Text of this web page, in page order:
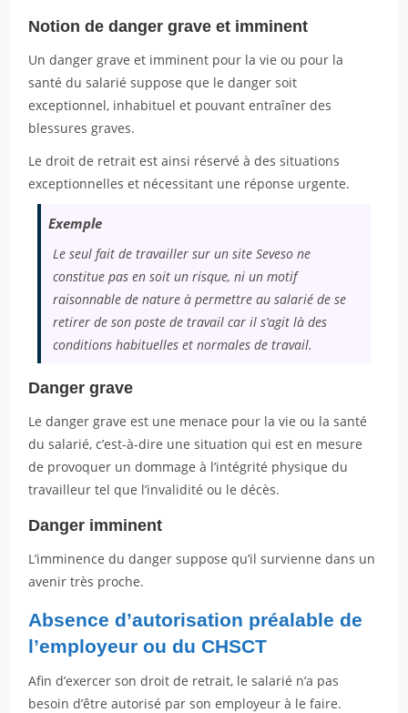
Notion de danger grave et imminent
Un danger grave et imminent pour la vie ou pour la
santé du salarié suppose que le danger soit
exceptionnel, inhabituel et pouvant entraîner des
blessures graves.
Le droit de retrait est ainsi réservé à des situations
exceptionnelles et nécessitant une réponse urgente.
Exemple
Le seul fait de travailler sur un site Seveso ne
constitue pas en soit un risque, ni un motif
raisonnable de nature à permettre au salarié de se
retirer de son poste de travail car il s’agit là des
conditions habituelles et normales de travail.
Danger grave
Le danger grave est une menace pour la vie ou la santé
du salarié, c’est-à-dire une situation qui est en mesure
de provoquer un dommage à l’intégrité physique du
travailleur tel que l’invalidité ou le décès.
Danger imminent
L’imminence du danger suppose qu’il survienne dans un
avenir très proche.
Absence d’autorisation préalable de
l’employeur ou du CHSCT
Afin d’exercer son droit de retrait, le salarié n’a pas
besoin d’être autorisé par son employeur à le faire.